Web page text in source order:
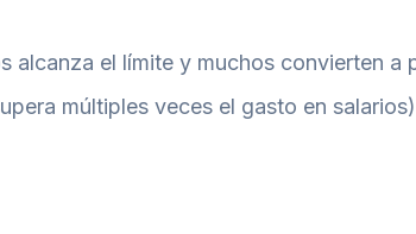
alcanza el límite y muchos convierten a
múltiples veces el gasto en salarios)